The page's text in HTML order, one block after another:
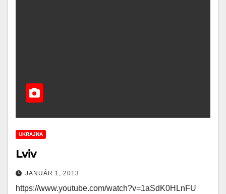
UKRAJNA
Lviv
JANUÁR 1, 2013
https://www.youtube.com/watch?v=1aSdK0HLnFU